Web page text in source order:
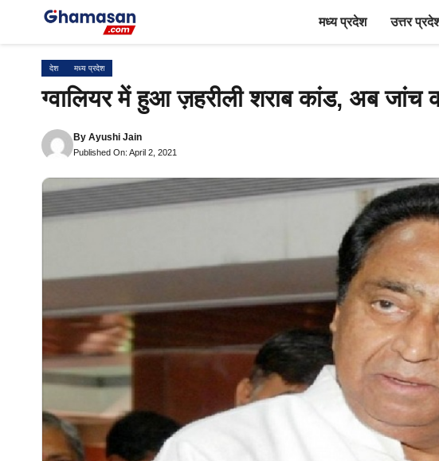
मध्य प्रदेश उत्तर
देश मध्य प्रदेश
ग्वालियर में हुआ ज़हरीली शराब कांड, अब जांच
By Ayushi Jain
Published On: April 2, 2021